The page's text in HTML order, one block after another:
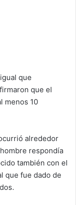
que
que el
menos 10
alrededor
respondía
también con el
que fue dado de